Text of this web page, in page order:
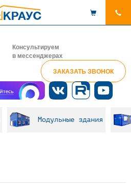
Консультируем
в мессенджерах
ЗАКАЗАТЬ ЗВОНОК
Модульные здания